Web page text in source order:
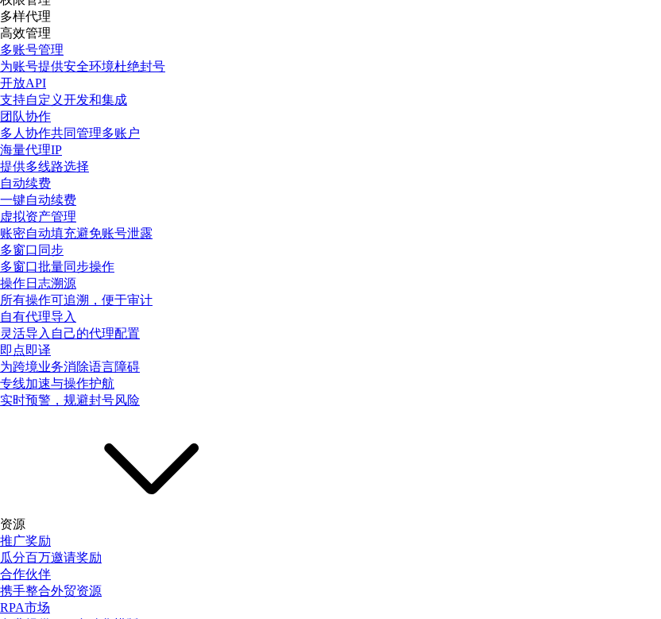
多样代理
高效管理
多账号管理
为账号提供安全环境杜绝封号
开放API
支持自定义开发和集成
团队协作
多人协作共同管理多账户
海量代理IP
提供多线路选择
自动续费
一键自动续费
虚拟资产管理
账密自动填充避免账号泄露
多窗口同步
多窗口批量同步操作
操作日志溯源
所有操作可追溯，便于审计
自有代理导入
灵活导入自己的代理配置
即点即译
为跨境业务消除语言障碍
专线加速与操作护航
实时预警，规避封号风险
资源
推广奖励
瓜分百万邀请奖励
合作伙伴
携手整合外贸资源
RPA市场